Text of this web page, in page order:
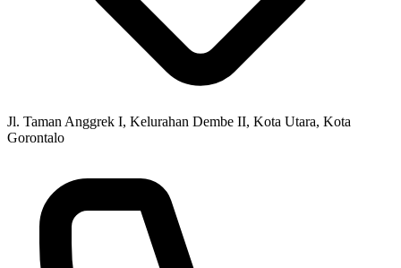
Jl. Taman Anggrek I, Kelurahan Dembe II, Kota Utara, Kota
Gorontalo